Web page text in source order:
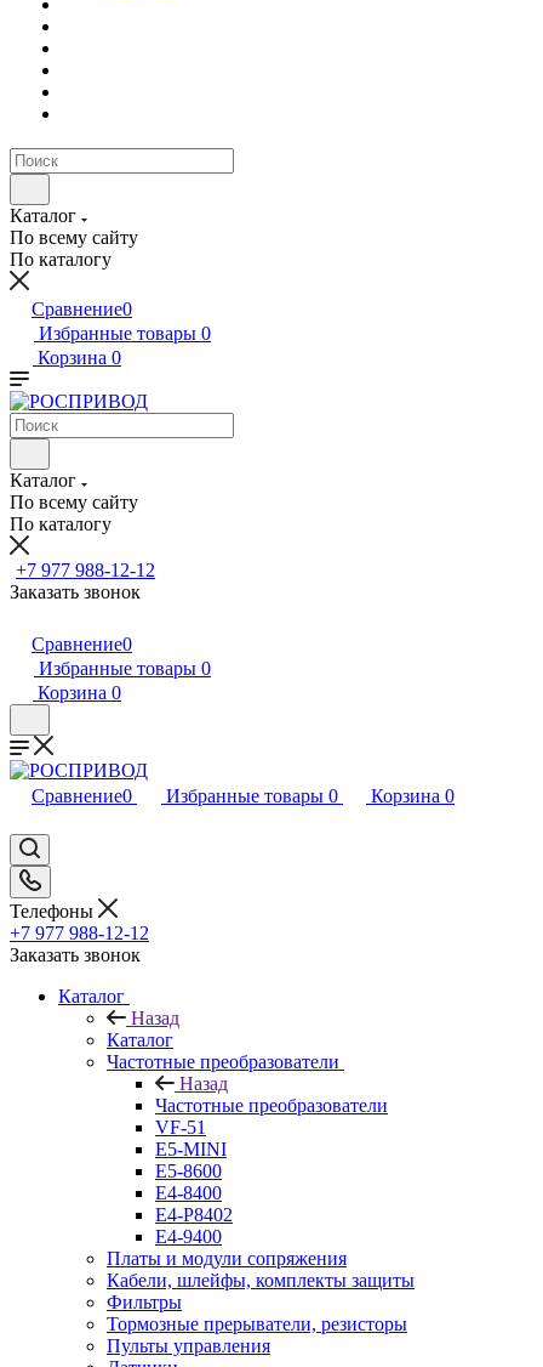
Каталог
По всему сайту
По каталогу
Сравнение0
Избранные товары 0
Корзина 0
Каталог
По всему сайту
По каталогу
+7 977 988-12-12
Заказать звонок
Сравнение0
Избранные товары 0
Корзина 0
Сравнение0 Избранные товары 0 Корзина 0
Телефоны
+7 977 988-12-12
Заказать звонок
Каталог
Назад
Каталог
Частотные преобразователи
Назад
Частотные преобразователи
VF-51
E5-MINI
Е5-8600
E4-8400
Е4-P8402
Е4-9400
Платы и модули сопряжения
Кабели, шлейфы, комплекты защиты
Фильтры
Тормозные прерыватели, резисторы
Пульты управления